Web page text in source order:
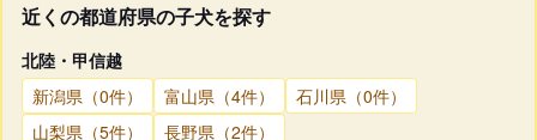
近くの都道府県の子犬を探す
北陸・甲信越
新潟県（0件）
富山県（4件）
石川県（0件）
山梨県（5件）
長野県（2件）